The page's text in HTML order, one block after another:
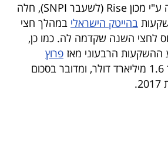
דוח שפורסם לאחרונה ע"י מכון Rise (לשעבר SNPI), חלה
בהייטק הישראלי במהלך חצי
לחצי השנה שקדמה לה. כמו כן,
ההשקעות הרבעוני מאז פרוץ
עמד על סך 1.6 מיליארד דולר, ומדובר בסכום